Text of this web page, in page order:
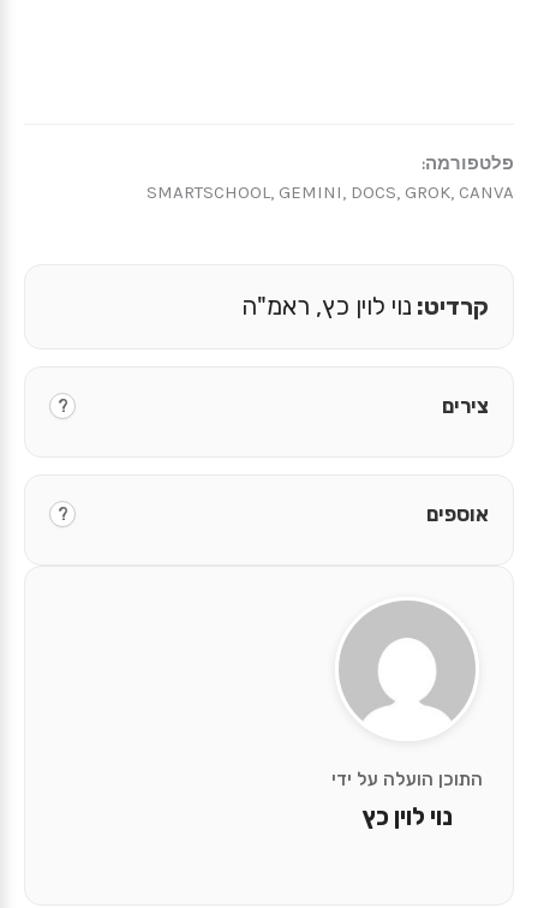
פלטפורמה:
SMARTSCHOOL, GEMINI, DOCS, GROK, CANVA
התוכן הועלה על ידי
נוי לוין כץ
קרדיט: נוי לוין כץ, ראמ"ה
צירים ?
אוספים ?